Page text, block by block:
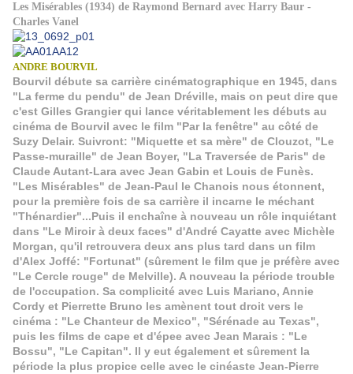
Les Misérables (1934) de Raymond Bernard avec Harry Baur -
Charles Vanel
ANDRE BOURVIL
Bourvil débute sa carrière cinématographique en 1945, dans
"La ferme du pendu" de Jean Dréville, mais on peut dire que
c'est Gilles Grangier qui lance véritablement les débuts au
cinéma de Bourvil avec le film "Par la fenêtre" au côté de
Suzy Delair. Suivront: "Miquette et sa mère" de Clouzot, "Le
Passe-muraille" de Jean Boyer, "La Traversée de Paris" de
Claude Autant-Lara avec Jean Gabin et Louis de Funès.
"Les Misérables" de Jean-Paul le Chanois nous étonnent,
pour la première fois de sa carrière il incarne le méchant
"Thénardier"...Puis il enchaîne à nouveau un rôle inquiétant
dans "Le Miroir à deux faces" d'André Cayatte avec Michèle
Morgan, qu'il retrouvera deux ans plus tard dans un film
d'Alex Joffé: "Fortunat" (sûrement le film que je préfère avec
"Le Cercle rouge" de Melville). A nouveau la période trouble
de l'occupation. Sa complicité avec Luis Mariano, Annie
Cordy et Pierrette Bruno les amènent tout droit vers le
cinéma : "Le Chanteur de Mexico", "Sérénade au Texas",
puis les films de cape et d'épee avec Jean Marais : "Le
Bossu", "Le Capitan". Il y eut également et sûrement la
période la plus propice celle avec le cinéaste Jean-Pierre